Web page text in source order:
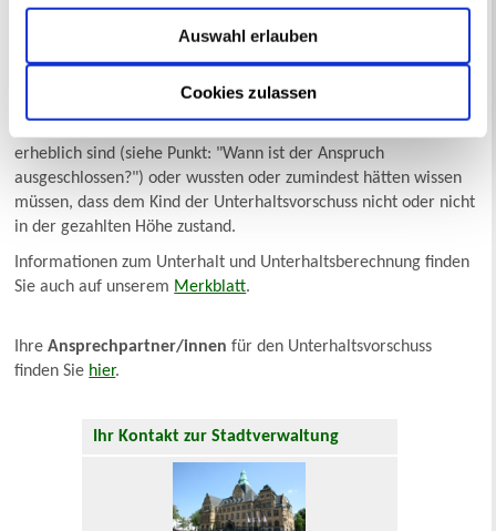
Cookies zulassen
Auswahl erlauben
zurückzahlen?
Hat das Kind zu Unrecht Unterhaltsvorschuss erhalten, müssen
Sie den Betrag ersetzen, wenn und soweit Sie Überzahlung
erheblich sind (siehe Punkt: "Wann ist der Anspruch
ausgeschlossen?") oder wussten oder zumindest hätten wissen
müssen, dass dem Kind der Unterhaltsvorschuss nicht oder nicht
in der gezahlten Höhe zustand.
Informationen zum Unterhalt und Unterhaltsberechnung finden
Sie auch auf unserem Merkblatt.
IhreAnsprechpartner/innenfür den Unterhaltsvorschuss
finden Sie hier.
Ihr Kontakt zur Stadtverwaltung